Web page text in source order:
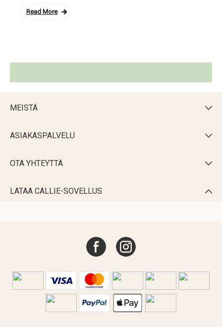
Read More
MEISTÄ 
ASIAKASPALVELU 
OTA YHTEYTTÄ 
LATAA CALLIE-SOVELLUS 